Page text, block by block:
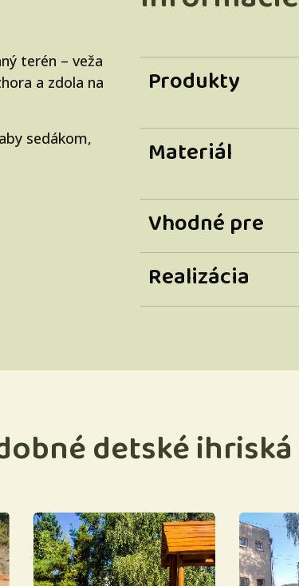
terén – veža
a zdola na
sedákom,
Produkty
Materiál
Vhodné pre
Realizácia
detské ihriská